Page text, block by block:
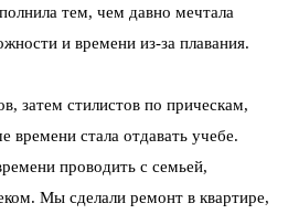
тем, чем давно мечтала
и времени из-за плавания.
затем стилистов по прическам,
времени стала отдавать учебе.
проводить с семьей,
Мы сделали ремонт в квартире,